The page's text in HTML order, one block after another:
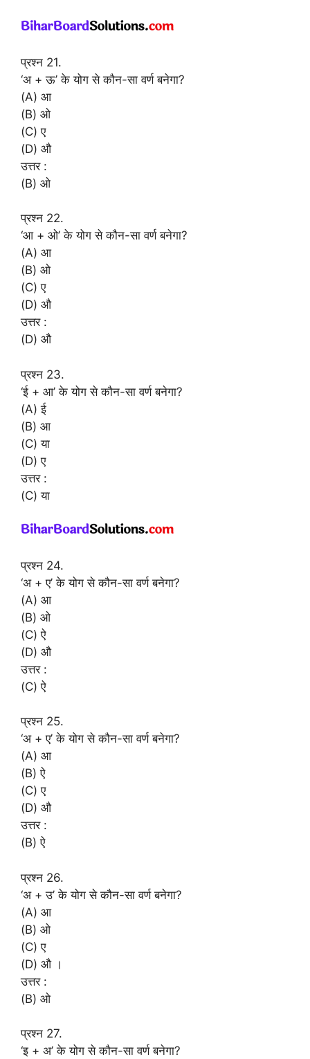
प्रश्न 21.
‘अ + ऊ’ के योग से कौन-सा वर्ण बनेगा?
(A) आ
(B) ओ
(C) ए
(D) औ
उत्तर :
(B) ओ
प्रश्न 22.
‘आ + ओ’ के योग से कौन-सा वर्ण बनेगा?
(A) आ
(B) ओ
(C) ए
(D) औ
उत्तर :
(D) औ
प्रश्न 23.
‘ई + आ’ के योग से कौन-सा वर्ण बनेगा?
(A) ई
(B) आ
(C) या
(D) ए
उत्तर :
(C) या
प्रश्न 24.
‘अ + ए’ के योग से कौन-सा वर्ण बनेगा?
(A) आ
(B) ओ
(C) ऐ
(D) औ
उत्तर :
(C) ऐ
प्रश्न 25.
‘अ + ए’ के योग से कौन-सा वर्ण बनेगा?
(A) आ
(B) ऐ
(C) ए
(D) औ
उत्तर :
(B) ऐ
प्रश्न 26.
‘अ + उ’ के योग से कौन-सा वर्ण बनेगा?
(A) आ
(B) ओ
(C) ए
(D) औ ।
उत्तर :
(B) ओ
प्रश्न 27.
‘इ + अ’ के योग से कौन-सा वर्ण बनेगा?